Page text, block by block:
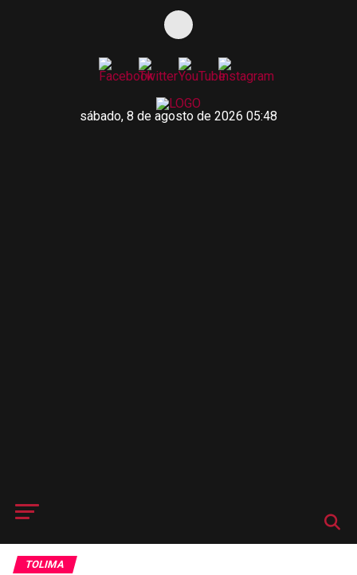
sábado, 8 de agosto de 2026 05:48
TOLIMA